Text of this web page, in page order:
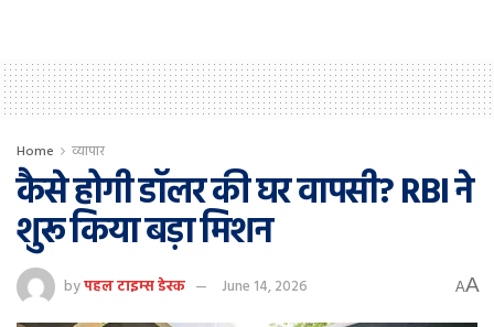
Home व्यापार
कैसे होगी डॉलर की घर वापसी? RBI ने
शुरू किया बड़ा मिशन
byपहल टाइम्स डेस्क June 14, 2026 AA